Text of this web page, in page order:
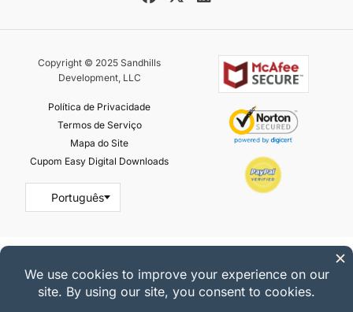
Copyright © 2025 Sandhills
Development, LLC
Política de Privacidade
Termos de Serviço
Mapa do Site
Cupom Easy Digital Downloads